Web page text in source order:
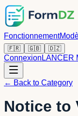
Fonctionnement
🇫🇷 🇬🇧 🇩🇿
Connexion LANCER
← Back to Category
Notice to